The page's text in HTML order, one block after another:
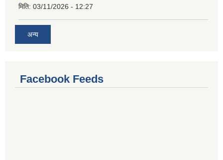
मिति: 03/11/2026 - 12:27
अन्य
Facebook Feeds